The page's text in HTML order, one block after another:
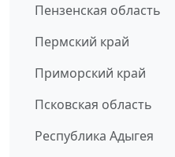
Пензенская область
Пермский край
Приморский край
Псковская область
Республика Адыгея